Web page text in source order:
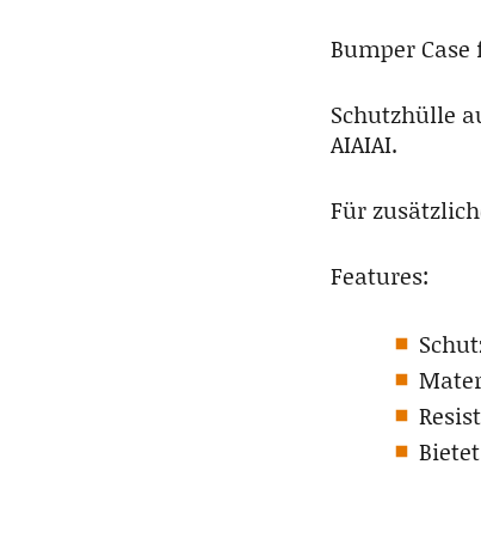
Bumper
Schutzhülle
AIAIAI.
Für
Features: